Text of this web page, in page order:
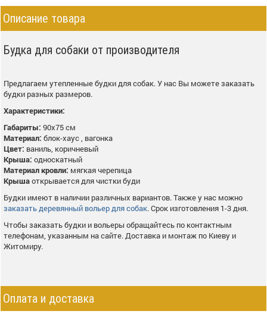
Описание товара
Будка для собаки от производителя
Предлагаем утепленные будки для собак. У нас Вы можете заказать
будки разных размеров.
Характеристики:
Габариты: 90х75 см
Материал: блок-хаус , вагонка
Цвет: ваниль, коричневый
Крыша: односкатный
Материал кровли: мягкая черепица
Крышаоткрывается для чистки буди
Будки имеют в наличии различных вариантов. Также у нас можно
заказать деревянный вольер для собак. Срок изготовления 1-3 дня.
Чтобы заказать будки и вольеры обращайтесь по контактным
телефонам, указанным на сайте. Доставка и монтаж по Киеву и
Житомиру.
Оплата и доставка